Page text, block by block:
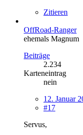
Zitieren
OffRoad-Ranger
ehemals Magnum
Beiträge
2.234
Karteneintrag
nein
12. Januar
#17
Servus,